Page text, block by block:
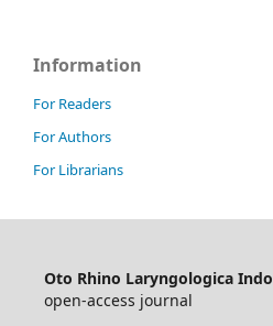
Information
For Readers
For Authors
For Librarians
Oto Rhino Laryngologica
open-access journal